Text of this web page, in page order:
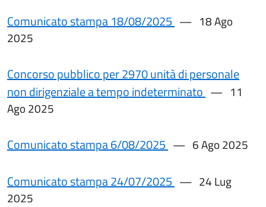
Comunicato stampa 18/08/2025
18 Ago
2025
Concorso pubblico per 2970 unità di personale
non dirigenziale a tempo indeterminato
11
Ago 2025
Comunicato stampa 6/08/2025 6 Ago 2025
Comunicato stampa 24/07/2025
24 Lug
2025